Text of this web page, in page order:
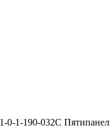
0-1-190-032C